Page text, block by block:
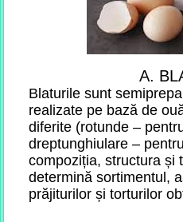
A.
Blaturile sunt
realizate pe bază de
diferite (rotunde –
dreptunghiulare –
compoziția, structura și
determină sortimentul,
prăjiturilor și torturilor